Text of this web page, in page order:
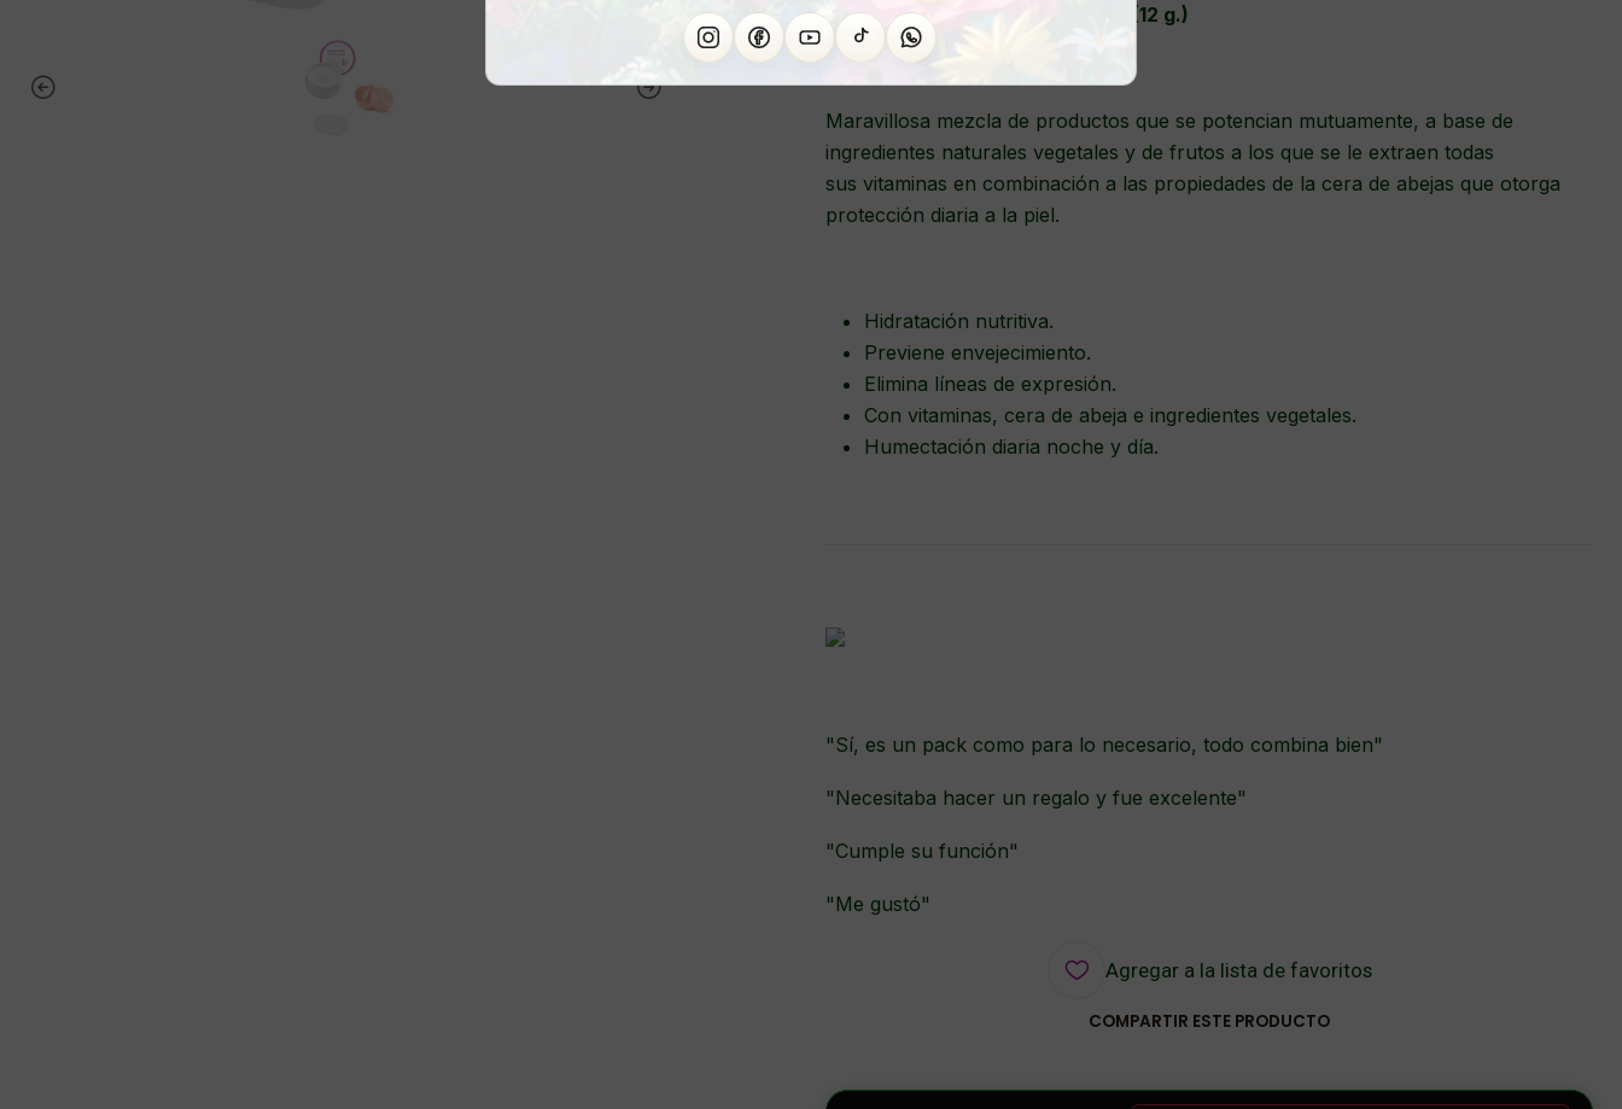
- 1 JABÓN LIMPIADOR VEGANO. (12 g.)
Maravillosa mezcla de productos que se potencian mutuamente, a base de
ingredientes naturales vegetales y de frutos a los que se le extraen todas
sus vitaminas en combinación a las propiedades de la cera de abejas que otorga
protección diaria a la piel.
Hidratación nutritiva.
Previene envejecimiento.
Elimina líneas de expresión.
Con vitaminas, cera de abeja e ingredientes vegetales.
Humectación diaria noche y día.
"Sí, es un pack como para lo necesario, todo combina bien"
"Necesitaba hacer un regalo y fue excelente"
"Cumple su función"
"Me gustó"
Agregar a la lista de favoritos
COMPARTIR ESTE PRODUCTO